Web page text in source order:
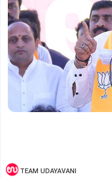
TEAM UDAYAVANI